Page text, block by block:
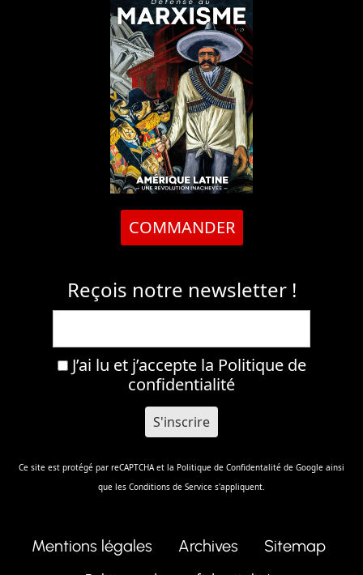
COMMANDER
Reçois notre newsletter !
J’ai lu et j’accepte la Politique de
confidentialité
Ce site est protégé par reCAPTCHA et la Politique de Confidentalité de Google ainsi
que les Conditions de Service s'appliquent.
Mentions légales Archives
Sitemap